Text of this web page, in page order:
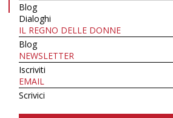
Blog
Dialoghi
IL REGNO DELLE DONNE
Blog
NEWSLETTER
Iscriviti
EMAIL
Scrivici